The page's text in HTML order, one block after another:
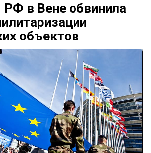
РФ в Вене обвинила
объектов